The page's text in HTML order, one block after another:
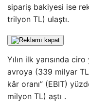
sipariş bakiyesi ise
trilyon TL) ulaştı.
Yılın ilk yarısında
avroya (339 milyar
kâr oranı” (EBIT)
milyon TL) aştı .